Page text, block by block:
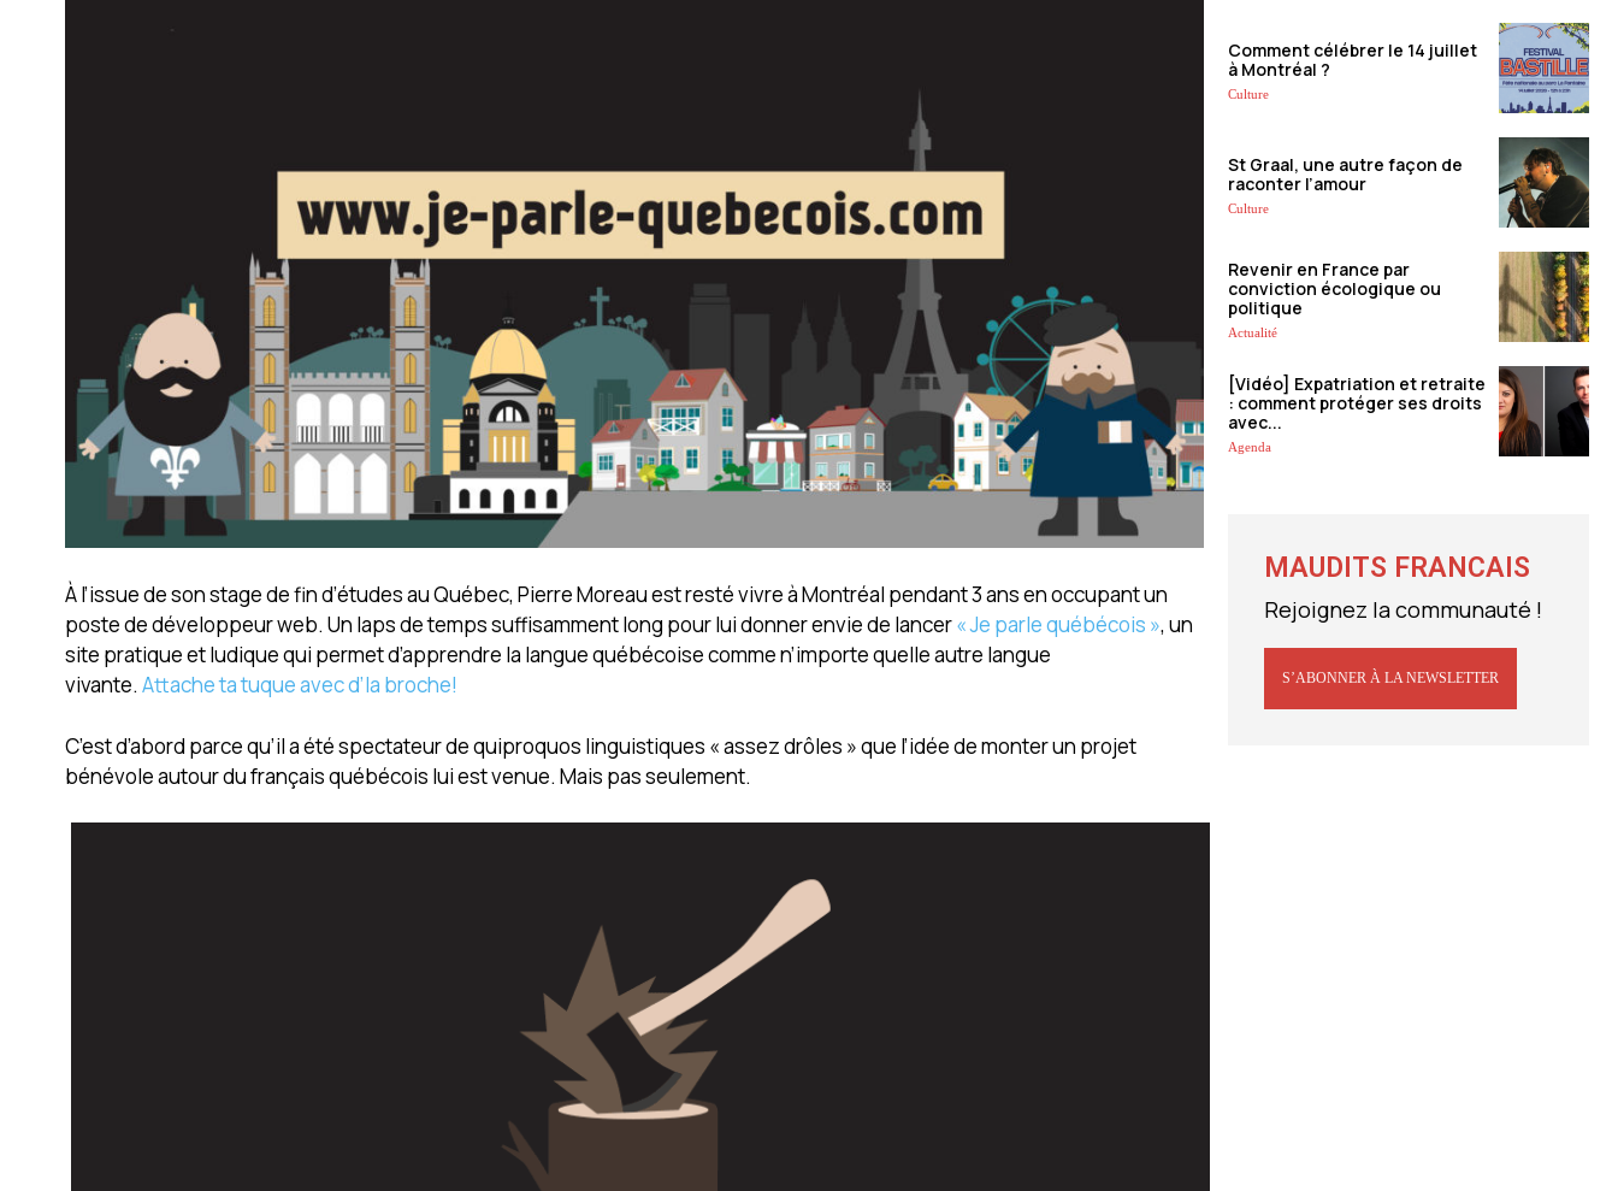
À l’issue de son stage de fin d’études au Québec, Pierre Moreau est resté vivre à Montréal pendant 3 ans en occupant un
poste de développeur web. Un laps de temps suffisamment long pour lui donner envie de lancer« Je parle québécois », un
site pratique et ludique qui permet d’apprendre la langue québécoise comme n’importe quelle autre langue
vivante. Attache ta tuque avec d’la broche!
C’est d’abord parce qu’il a été spectateur de quiproquos linguistiques « assez drôles » que l’idée de monter un projet
bénévole autour du français québécois lui est venue. Mais pas seulement.
Comment célébrer le 14 juillet
à Montréal ?
Culture
St Graal, une autre façon de
raconter l’amour
Culture
Revenir en France par
conviction écologique ou
politique
Actualité
[Vidéo] Expatriation et retraite
: comment protéger ses droits
avec...
Agenda
MAUDITS FRANCAIS
Rejoignez la communauté !
S’ABONNER À LA NEWSLETTER